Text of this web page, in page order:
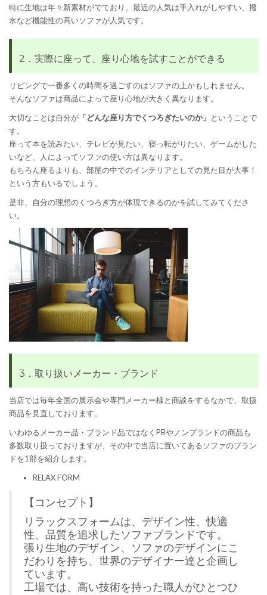
特に生地は年々新素材がでており、最近の人気は手入れがしやすい、撥
水など機能性の高いソファが人気です。
2．実際に座って、座り心地を試すことができる
リビングで一番多くの時間を過ごすのはソファの上かもしれません。
そんなソファは商品によって座り心地が大きく異なります。
大切なことは自分が 「どんな座り方でくつろぎたいのか」 ということで
す。
座って本を読みたい、テレビが見たい、寝っ転がりたい、ゲームがした
いなど、人によってソファの使い方は異なります。
もちろん座るよりも、部屋の中でのインテリアとしての見た目が大事！
という方もいるでしょう。
是非、自分の理想のくつろぎ方が体現できるのかを試してみてくださ
い。
3．取り扱いメーカー・ブランド
当店では毎年全国の展示会や専門メーカー様と商談をするなかで、取扱
商品を見直しております。
いわゆるメーカー品・ブランド品ではなくPBやノンブランドの商品も
多数取り扱っておりますが、その中で当店に置いてあるソファのブラン
ドを1部を紹介します。
RELAX FORM
【コンセプト】
リラックスフォームは、デザイン性、快適
性、品質を追求したソファブランドです。
張り生地のデザイン、ソファのデザインにこ
だわりを持ち、世界のデザイナー達と企画し
ています。
工場では、高い技術を持った職人がひとつひ